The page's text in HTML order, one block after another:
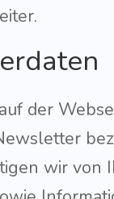
der
wir von